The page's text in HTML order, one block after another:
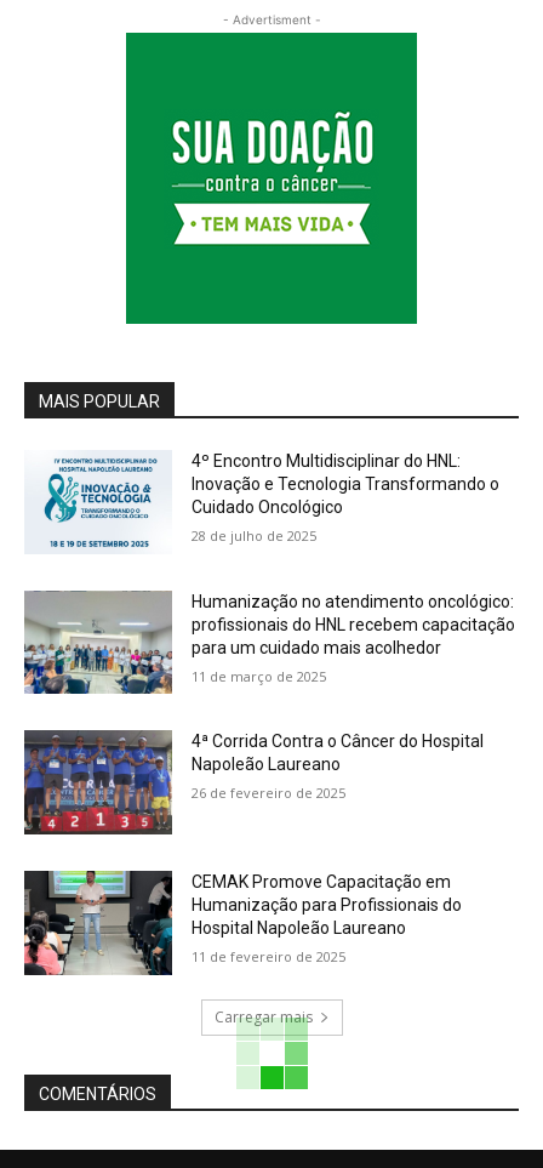
- Advertisment -
MAIS POPULAR
4º Encontro Multidisciplinar do HNL:
Inovação e Tecnologia Transformando o
Cuidado Oncológico
28 de julho de 2025
Humanização no atendimento oncológico:
profissionais do HNL recebem capacitação
para um cuidado mais acolhedor
11 de março de 2025
4ª Corrida Contra o Câncer do Hospital
Napoleão Laureano
26 de fevereiro de 2025
CEMAK Promove Capacitação em
Humanização para Profissionais do
Hospital Napoleão Laureano
11 de fevereiro de 2025
Carregar mais
COMENTÁRIOS